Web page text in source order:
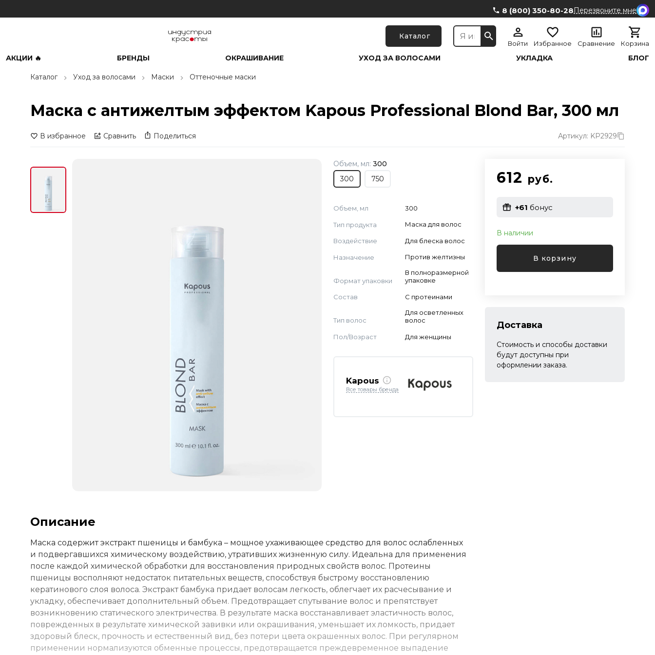
8 (800) 350-80-28Перезвоните мне
Каталог
Войти Избранное Сравнение Корзина
АКЦИИ 🔥 БРЕНДЫ ОКРАШИВАНИЕ УХОД ЗА ВОЛОСАМИ УКЛАДКА БЛОГ
Каталог Уход за волосами Маски Оттеночные маски
Маска с антижелтым эффектом Kapous Professional Blond Bar, 300 мл
В избранное Сравнить Поделиться Артикул: KP2929
Объем, мл: 300
300
750
Объем, мл 300
Тип продукта Маска для волос
Воздействие Для блеска волос
Назначение Против желтизны
Формат упаковки
В полноразмерной
упаковке
Состав С протеинами
Тип волос
Для осветленных
волос
Пол/Возраст Для женщины
Kapous
Все товары бренда
612 руб.
+61 бонус
В наличии
В корзину
Доставка
Стоимость и способы доставки
будут доступны при
оформлении заказа.
Описание
Маска содержит экстракт пшеницы и бамбука – мощное ухаживающее средство для волос ослабленных
и подвергавшихся химическому воздействию, утративших жизненную силу. Идеальна для применения
после каждой химической обработки для восстановления природных свойств волос. Протеины
пшеницы восполняют недостаток питательных веществ, способствуя быстрому восстановлению
кератинового слоя волоса. Экстракт бамбука придает волосам легкость, облегчает их расчесывание и
укладку, обеспечивает дополнительный объем. Предотвращает спутывание волос и препятствует
возникновению статического электричества. В результате маска восстанавливает эластичность волос,
поврежденных в результате химической завивки или окрашивания, уменьшает их ломкость, придает
здоровый блеск, прочность и естественный вид, без потери цвета окрашенных волос. При регулярном
применении нормализуются обменные процессы, предотвращается преждевременное выпадение